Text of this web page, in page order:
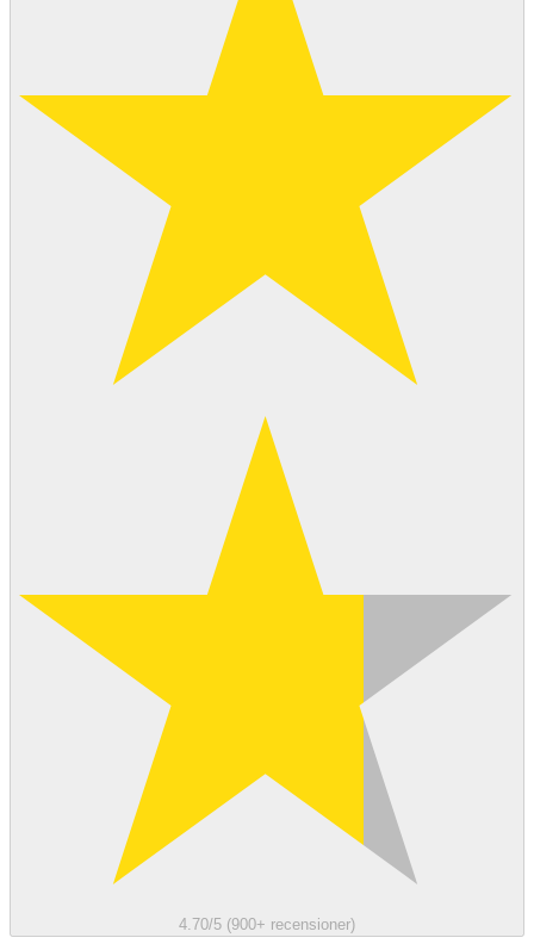
4.70/5 (900+ recensioner)